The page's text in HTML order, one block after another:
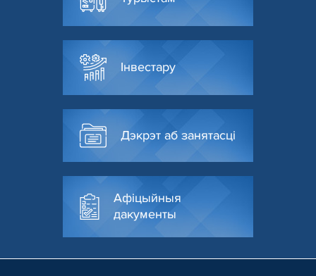
Інвестару
Дэкрэт аб занятасці
Афіцыйныя
дакументы